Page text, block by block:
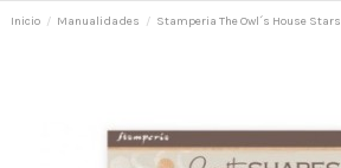
Inicio Manualidades Stamperia The Owl´s House Stars